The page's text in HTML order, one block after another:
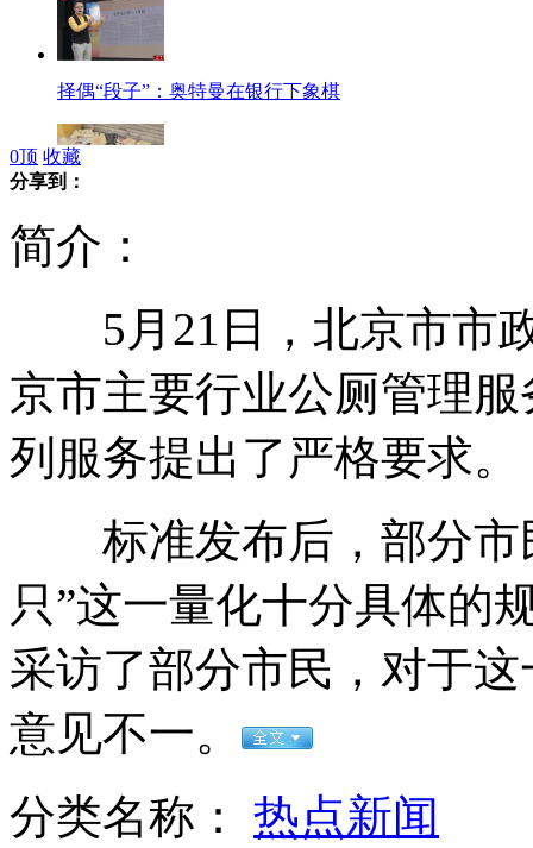
择偶“段子”：奥特曼在银行下象棋
昆明学生体质下降将问责官员
周继红避谈跳水队奥运目标
昆明农业部门回应“甲醛白菜”
汪峰跨界出书《晚安北京》 纪录坎坷心路
谭晶献歌祝最美女教师早日康复
0顶 收藏
分享到：
简介：
5月21日，北京市市政
京市主要行业公厕管理
列服务提出了严格要求。
标准发布后，部分市
只”这一量化十分具体的
采访了部分市民，对于
意见不一。
分类名称： 热点新闻